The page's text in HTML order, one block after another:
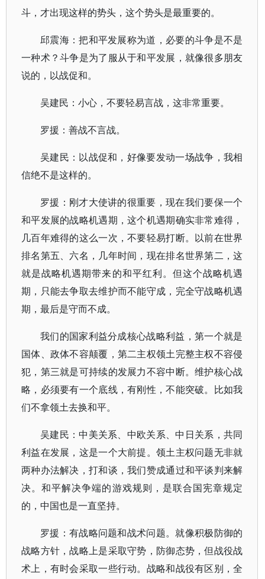
斗，才出现这样的势头，这个势头是最重要的。
邱震海：把和平发展称为道，必要的斗争是不是
一种术？斗争是为了服从于和平发展，就像很多朋友
说的，以战促和。
吴建民：小心，不要轻易言战，这非常重要。
罗援：善战不言战。
吴建民：以战促和，好像要发动一场战争，我相
信绝不是这样的。
罗援：刚才大使讲的很重要，现在我们要保一个
和平发展的战略机遇期，这个机遇期确实非常难得，
几百年难得的这么一次，不要轻易打断。以前在世界
排名第五、六名，几年时间，现在排名世界第二，这
就是战略机遇期带来的和平红利。但这个战略机遇
期，只能去争取去维护而不能守成，完全守战略机遇
期，最后是守而不成。
我们的国家利益分成核心战略利益，第一个就是
国体、政体不容颠覆，第二主权领土完整主权不容侵
犯，第三就是可持续的发展力不容中断。维护核心战
略，必须要有一个底线，有刚性，不能突破。比如我
们不拿领土去换和平。
吴建民：中美关系、中欧关系、中日关系，共同
利益在发展，这是一个大前提。领土主权问题无非就
两种办法解决，打和谈，我们赞成通过和平谈判来解
决。和平解决争端的游戏规则，是联合国宪章规定
的，中国也是一直坚持。
罗援：有战略问题和战术问题。就像积极防御的
战略方针，战略上是采取守势，防御态势，但战役战
术上，有时会采取一些行动。战略和战役有区别，全